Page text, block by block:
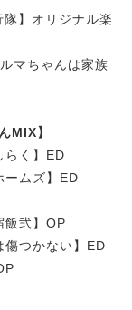
】オリジナル楽
マちゃんは家族
MIX】
らく】ED
ームズ】ED
飯弐】OP
つかない】ED